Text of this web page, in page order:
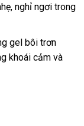
nghỉ ngơi trong
gel bôi trơn
khoái cảm và